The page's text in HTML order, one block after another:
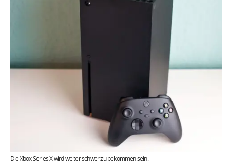
Die Xbox Series X wird weiter schwer zu bekommen sein.